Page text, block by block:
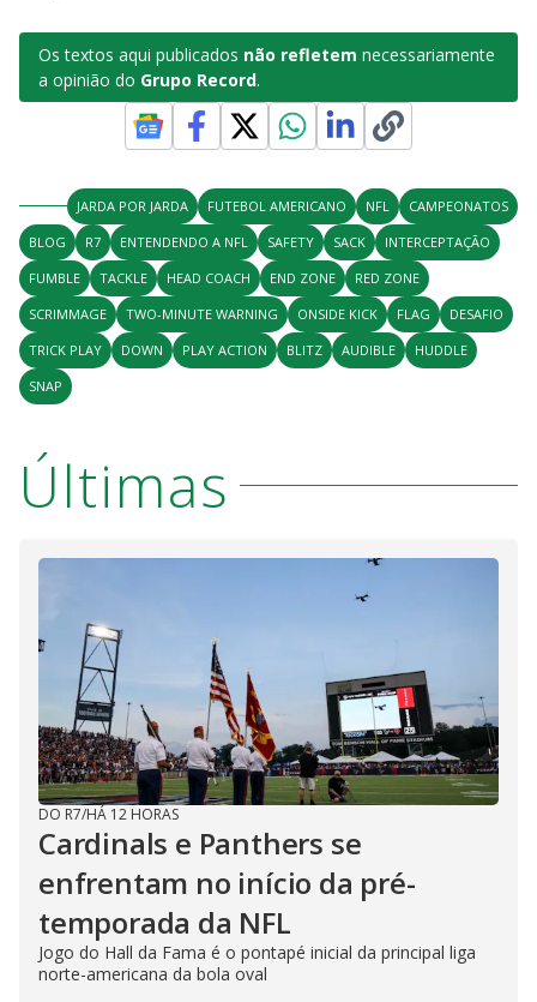
Os textos aqui publicados não refletem necessariamente
a opinião do Grupo Record.
JARDA POR JARDA FUTEBOL AMERICANO NFL
CAMPEONATOS
BLOG
R7 ENTENDENDO A NFL SAFETY SACK
INTERCEPTAÇÃO
FUMBLE
TACKLE HEAD COACH END ZONE
RED ZONE
SCRIMMAGE
TWO-MINUTE WARNING ONSIDE KICK FLAG
DESAFIO
TRICK PLAY
DOWN PLAY ACTION BLITZ AUDIBLE
HUDDLE
SNAP
Últimas
DO R7/HÁ 12 HORAS
Cardinals e Panthers se
enfrentam no início da pré-
temporada da NFL
Jogo do Hall da Fama é o pontapé inicial da principal liga
norte-americana da bola oval